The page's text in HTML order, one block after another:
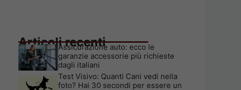
Articoli recenti
Assicurazione auto: ecco le
garanzie accessorie più richieste
dagli italiani
Test Visivo: Quanti Cani vedi nella
foto? Hai 30 secondi per essere un